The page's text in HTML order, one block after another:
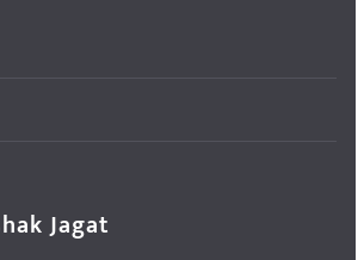
Jagat